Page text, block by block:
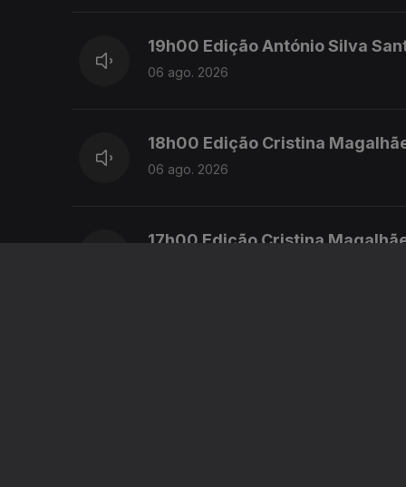
19h00 Edição António Silva
06 ago. 2026
18h00 Edição Cristina
06 ago. 2026
17h00 Edição Cristina